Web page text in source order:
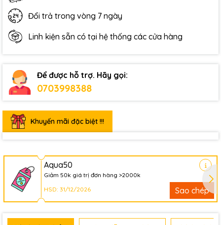
Đổi trả trong vòng 7 ngày
Linh kiện sẵn có tại hệ thống các cửa hàng
Để được hỗ trợ. Hãy gọi:
0703998388
Khuyến mãi đặc biệt !!!
Aqua50
Giảm 50k giá trị đơn hàng >2000k
HSD: 31/12/2026
Sao chép